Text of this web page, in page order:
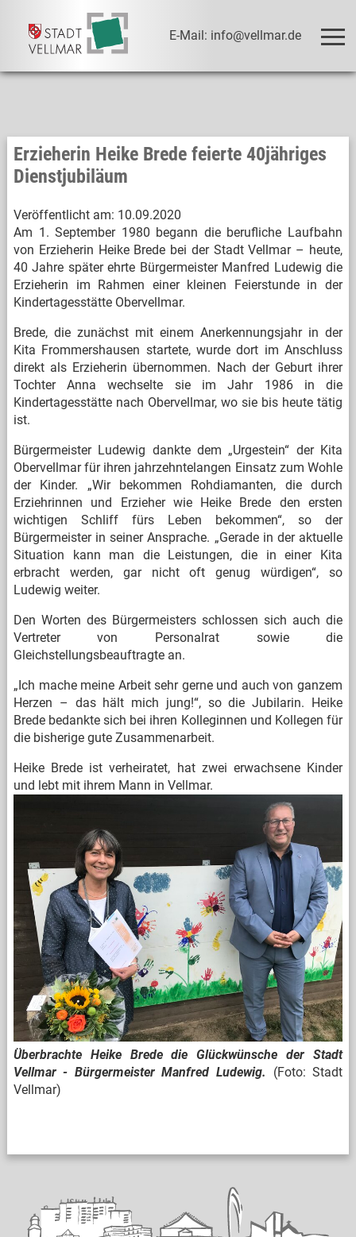
E-Mail: info@vellmar.de
Erzieherin Heike Brede feierte 40jähriges
Dienstjubiläum
Veröffentlicht am: 10.09.2020
Am 1. September 1980 begann die berufliche Laufbahn
von Erzieherin Heike Brede bei der Stadt Vellmar – heute,
40 Jahre später ehrte Bürgermeister Manfred Ludewig die
Erzieherin im Rahmen einer kleinen Feierstunde in der
Kindertagesstätte Obervellmar.
Brede, die zunächst mit einem Anerkennungsjahr in der
Kita Frommershausen startete, wurde dort im Anschluss
direkt als Erzieherin übernommen. Nach der Geburt ihrer
Tochter Anna wechselte sie im Jahr 1986 in die
Kindertagesstätte nach Obervellmar, wo sie bis heute tätig
ist.
Bürgermeister Ludewig dankte dem „Urgestein“ der Kita
Obervellmar für ihren jahrzehntelangen Einsatz zum Wohle
der Kinder. „Wir bekommen Rohdiamanten, die durch
Erziehrinnen und Erzieher wie Heike Brede den ersten
wichtigen Schliff fürs Leben bekommen“, so der
Bürgermeister in seiner Ansprache. „Gerade in der aktuelle
Situation kann man die Leistungen, die in einer Kita
erbracht werden, gar nicht oft genug würdigen“, so
Ludewig weiter.
Den Worten des Bürgermeisters schlossen sich auch die
Vertreter von Personalrat sowie die
Gleichstellungsbeauftragte an.
„Ich mache meine Arbeit sehr gerne und auch von ganzem
Herzen – das hält mich jung!“, so die Jubilarin. Heike
Brede bedankte sich bei ihren Kolleginnen und Kollegen für
die bisherige gute Zusammenarbeit.
Heike Brede ist verheiratet, hat zwei erwachsene Kinder
und lebt mit ihrem Mann in Vellmar.
Überbrachte Heike Brede die Glückwünsche der Stadt
Vellmar - Bürgermeister Manfred Ludewig.
(Foto: Stadt
Vellmar)